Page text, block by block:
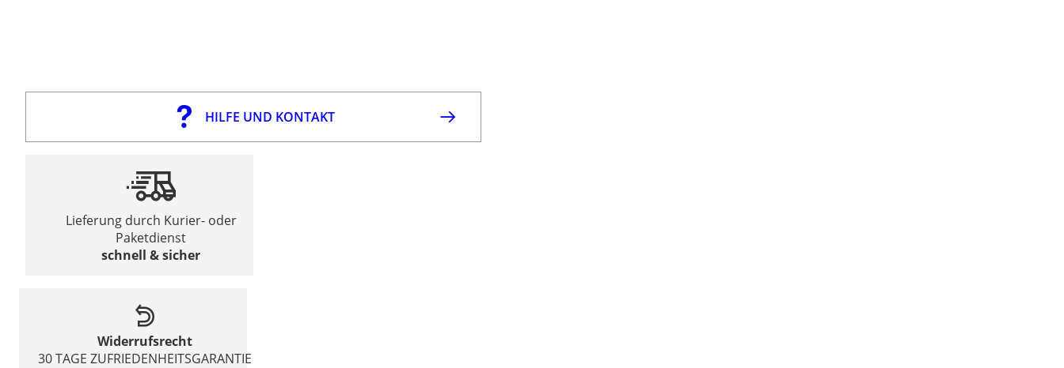
HILFE UND KONTAKT
Lieferung durch Kurier- oder
Paketdienst
schnell & sicher
Widerrufsrecht
30 TAGE ZUFRIEDENHEITSGARANTIE